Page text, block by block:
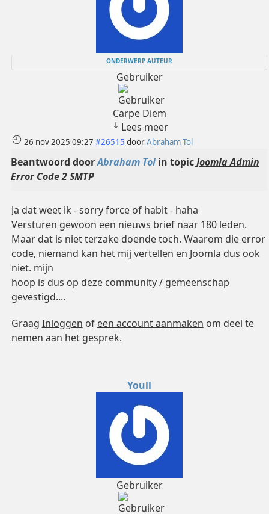
ONDERWERP AUTEUR
Gebruiker
Carpe Diem
Lees meer
26 nov 2025 09:27 #26515 doorAbraham Tol
Beantwoord doorAbraham Tolin topicJoomla Admin
Error Code 2 SMTP
Ja dat weet ik - sorry force of habit - haha
Versturen gewoon een nieuws brief naar 180 leden.
Maar dat is niet terzake doende toch. Waarom die error
code, niemand kan het mij vertellen en Joomla dus ook
niet. mijn
hoop is dus op deze community / gemeenschap
gevestigd....
Graag Inloggen of een account aanmaken om deel te
nemen aan het gesprek.
Youll
Gebruiker